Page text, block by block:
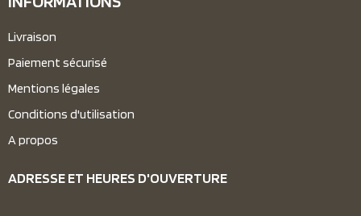
Livraison
Paiement sécurisé
Mentions légales
Conditions d'utilisation
A propos
ADRESSE ET HEURES D'OUVERTURE